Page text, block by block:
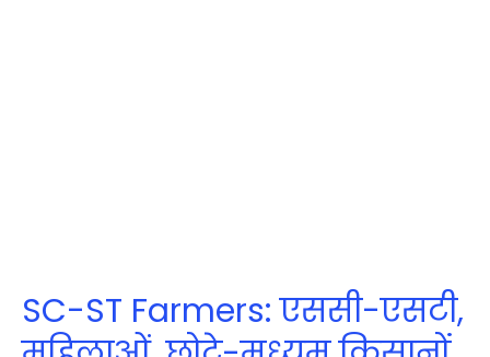
SC-ST Farmers: एससी-एसटी,